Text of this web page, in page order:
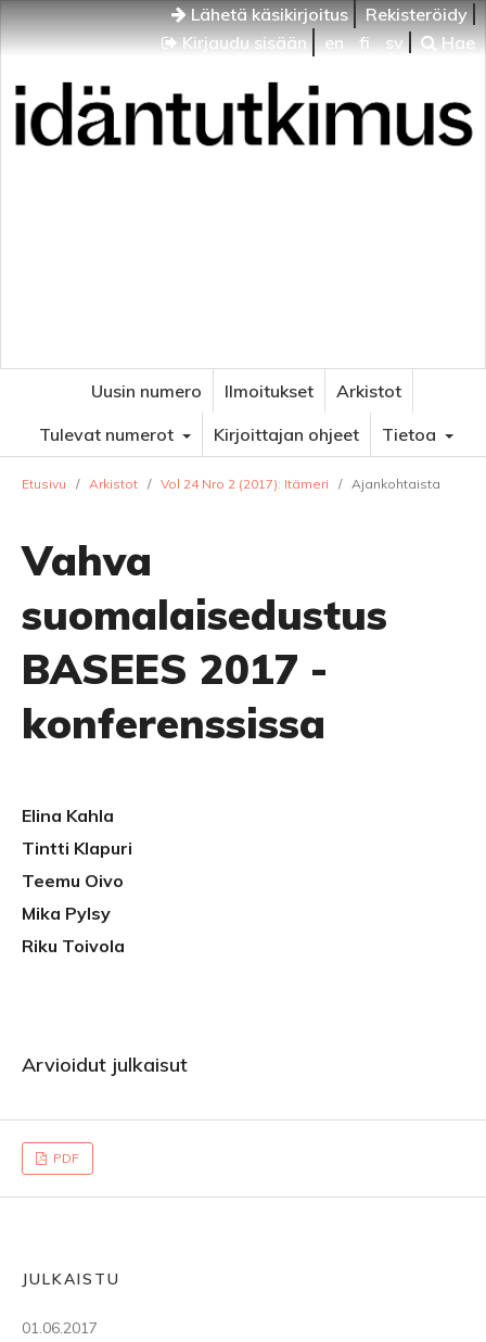
Lähetä käsikirjoitus
Rekisteröidy
Kirjaudu sisään
en fi sv Hae
Uusin numero Ilmoitukset
Arkistot
Tulevat numerot
Kirjoittajan ohjeet Tietoa
Etusivu / Arkistot / Vol 24 Nro 2 (2017): Itämeri / Ajankohtaista
Vahva
suomalaisedustus
BASEES 2017 -
konferenssissa
Elina Kahla
Tintti Klapuri
Teemu Oivo
Mika Pylsy
Riku Toivola
Arvioidut julkaisut
PDF
JULKAISTU
01.06.2017